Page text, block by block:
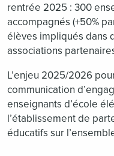
rentrée 2025 : 300
accompagnés (+50%
élèves impliqués dans
associations
L’enjeu 2025/2026
communication
enseignants d’école
l’établissement de
éducatifs sur